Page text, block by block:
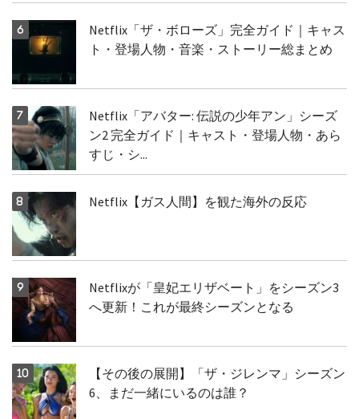
Netflix「ザ・ボローズ」完全ガイド｜キャス
ト・登場人物・音楽・ストーリー総まとめ
Netflix「アバター: 伝説の少年アン」シーズ
ン2 完全ガイド｜キャスト・登場人物・あら
すじ・シ...
Netflix【ガス人間】を観た海外の反応
Netflixが「皇妃エリザベート」をシーズン3
へ更新！これが最終シーズンとなる
【その後の展開】「ザ・ジレンマ」シーズン
6、まだ一緒にいるのは誰？